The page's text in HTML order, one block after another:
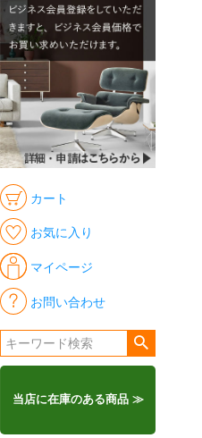
カート
お気に入り
マイページ
お問い合わせ
当店に在庫のある商品 ≫